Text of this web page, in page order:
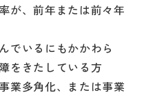
が、前年または前々年
でいるにもかかわら
をきたしている方
業多角化、または事業